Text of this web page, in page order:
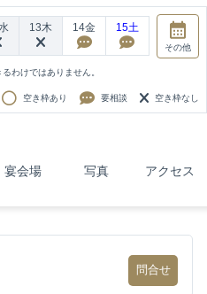
13木 14金 15土
その他
わけではありません。
空き枠あり 要相談 空き枠なし
宴会場 写真 アクセス
問合せ